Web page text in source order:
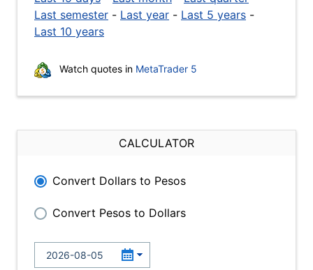
Last semester - Last year - Last 5 years -
Last 10 years
Watch quotes in MetaTrader 5
CALCULATOR
Convert Dollars to Pesos
Convert Pesos to Dollars